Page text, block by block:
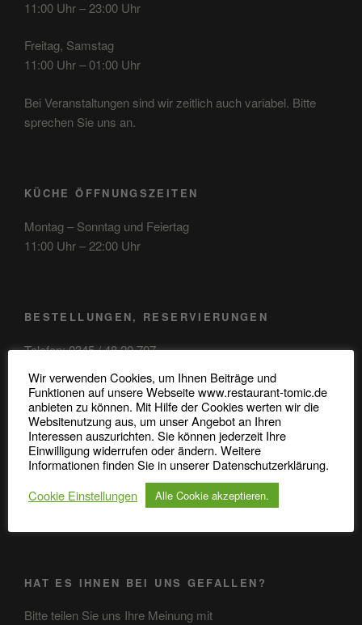
11:00 Uhr – 23:00 Uhr
Freitag, Samstag
11:00 Uhr – 01:00 Uhr
Bei Veranstaltungen sind wir zeitlich auch variabel. Bitte
sprechen Sie uns an.
KÜCHE ÖFFNUNGSZEITEN
Montag – Sonntag und Feiertag
11:00 Uhr – 22:00 Uhr
BESTELLUNGEN, RESERVIERUNGEN
Telefon: 0345 / 48 20 707
Robert-Koch-Straße 37
06110 Halle (Saale)
Anfahrt in GoogleMaps öffnen
HAT ES IHNEN BEI UNS GEFALLEN?
Bitte teilen Sie uns Ihre Meinung mit
Wir verwenden Cookies, um Ihnen Beiträge und
Funktionen auf unsere Webseite www.restaurant-tomic.de
anbieten zu können. Mit Hilfe der Cookies werten wir die
Websitenutzung aus, um unser Angebot an Ihren
Interessen auszurichten. Sie können jederzeit Ihre
Einwilligung widerrufen oder ändern. Weitere
Informationen finden Sie in unserer Datenschutzerklärung.
Cookie Einstellungen
Alle Cookie akzeptieren.